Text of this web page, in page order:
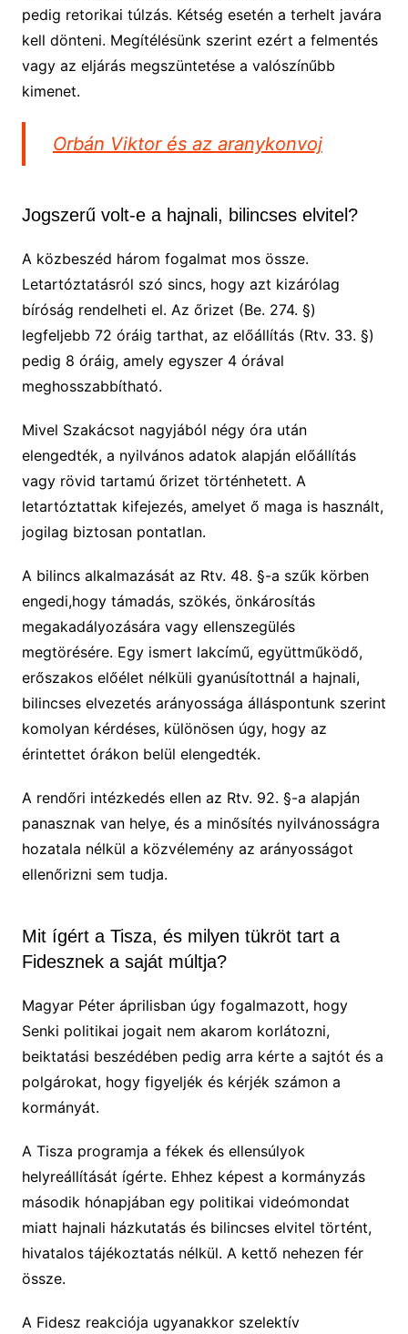
pedig retorikai túlzás. Kétség esetén a terhelt javára
kell dönteni. Megítélésünk szerint ezért a felmentés
vagy az eljárás megszüntetése a valószínűbb
kimenet.
Orbán Viktor és az aranykonvoj
Jogszerű volt-e a hajnali, bilincses elvitel?
A közbeszéd három fogalmat mos össze.
Letartóztatásról szó sincs, hogy azt kizárólag
bíróság rendelheti el. Az őrizet (Be. 274. §)
legfeljebb 72 óráig tarthat, az előállítás (Rtv. 33. §)
pedig 8 óráig, amely egyszer 4 órával
meghosszabbítható.
Mivel Szakácsot nagyjából négy óra után
elengedték, a nyilvános adatok alapján előállítás
vagy rövid tartamú őrizet történhetett. A
letartóztattak kifejezés, amelyet ő maga is használt,
jogilag biztosan pontatlan.
A bilincs alkalmazását az Rtv. 48. §-a szűk körben
engedi,hogy támadás, szökés, önkárosítás
megakadályozására vagy ellenszegülés
megtörésére. Egy ismert lakcímű, együttműködő,
erőszakos előélet nélküli gyanúsítottnál a hajnali,
bilincses elvezetés arányossága álláspontunk szerint
komolyan kérdéses, különösen úgy, hogy az
érintettet órákon belül elengedték.
A rendőri intézkedés ellen az Rtv. 92. §-a alapján
panasznak van helye, és a minősítés nyilvánosságra
hozatala nélkül a közvélemény az arányosságot
ellenőrizni sem tudja.
Mit ígért a Tisza, és milyen tükröt tart a
Fidesznek a saját múltja?
Magyar Péter áprilisban úgy fogalmazott, hogy
Senki politikai jogait nem akarom korlátozni,
beiktatási beszédében pedig arra kérte a sajtót és a
polgárokat, hogy figyeljék és kérjék számon a
kormányát.
A Tisza programja a fékek és ellensúlyok
helyreállítását ígérte. Ehhez képest a kormányzás
második hónapjában egy politikai videómondat
miatt hajnali házkutatás és bilincses elvitel történt,
hivatalos tájékoztatás nélkül. A kettő nehezen fér
össze.
A Fidesz reakciója ugyanakkor szelektív